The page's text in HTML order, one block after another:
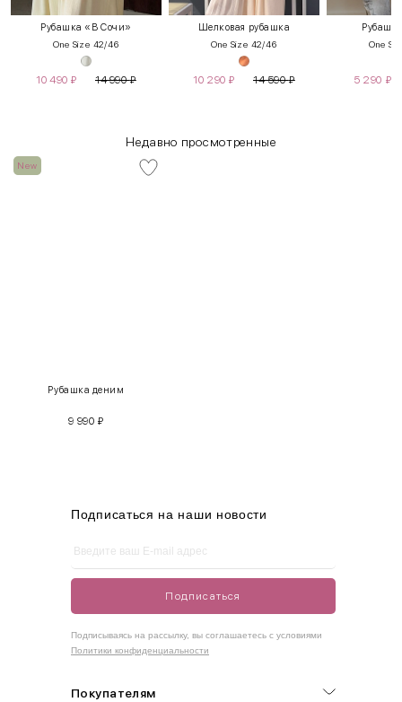
Рубашка «В Сочи»
One Size 42/46
10 490 ₽ 14 990₽
Шелковая рубашка
One Size 42/46
10 290 ₽ 14 590₽
One
5 290 ₽
Недавно просмотренные
New
Рубашка деним
9 990 ₽
S 42-44
42-50
Как правильно себя обмерить
Измеряется по самым выступающим точкам.
Покупателям
Подписаться на наши новости
Подписаться
Подписываясь на рассылку, вы соглашаетесь с условиями
Политики конфиденциальности